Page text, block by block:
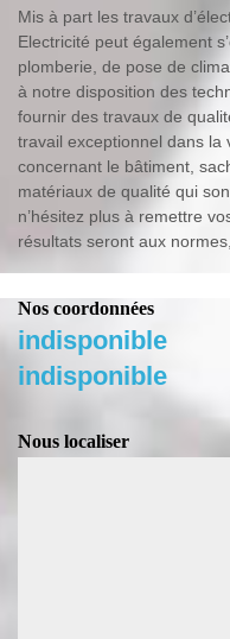
Mis à part les travaux
Electricité peut également
plomberie, de pose de
à notre disposition des
fournir des travaux de
travail exceptionnel dans la
concernant le bâtiment,
matériaux de qualité qui
n’hésitez plus à remettre
résultats seront aux
Nos coordonnées
indisponible
indisponible
Nous localiser